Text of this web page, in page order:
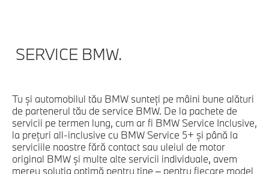
SERVICE BMW.
Tu şi automobilul tău BMW sunteţi pe mâini bune alături
de partenerul tău de service BMW. De la pachete de
servicii pe termen lung, cum ar fi BMW Service Inclusive,
la preţuri all-inclusive cu BMW Service 5+ şi până la
serviciile noastre fără contact sau uleiul de motor
original BMW şi multe alte servicii individuale, avem
mereu soluţia optimă pentru tine – pentru fiecare model